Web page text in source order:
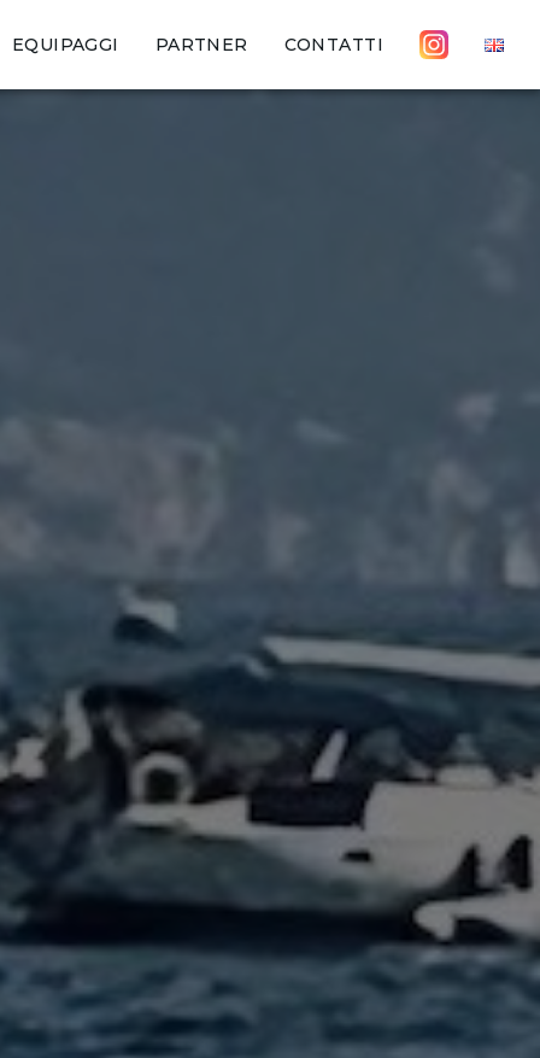
EQUIPAGGI PARTNER CONTATTI